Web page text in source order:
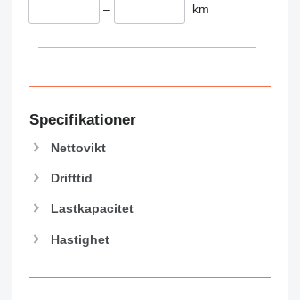
395
424
430
432
444
– km
Specifikationer
Nettovikt
Drifttid
Lastkapacitet
Hastighet